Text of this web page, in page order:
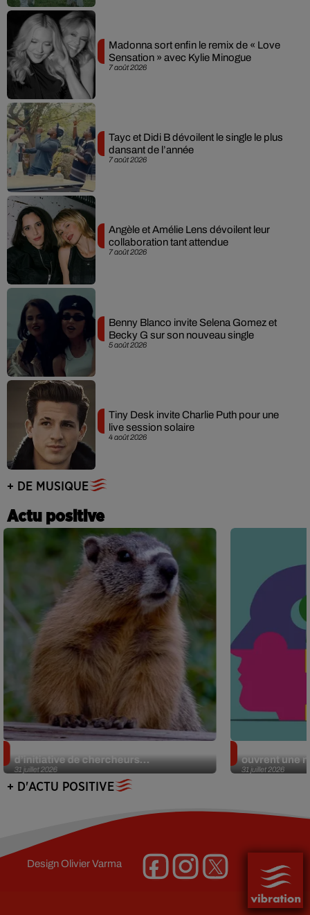
7 août 2026
Madonna sort enfin le remix de « Love
Sensation » avec Kylie Minogue
7 août 2026
Tayc et Didi B dévoilent le single le plus
dansant de l’année
7 août 2026
Angèle et Amélie Lens dévoilent leur
collaboration tant attendue
5 août 2026
Benny Blanco invite Selena Gomez et
Becky G sur son nouveau single
4 août 2026
Tiny Desk invite Charlie Puth pour une
live session solaire
+ DE MUSIQUE
Actu positive
31 juillet 2026
d’initiative de chercheurs...
31 juillet 2026
ouvrent une
+ D'ACTU POSITIVE
DesignOlivier Varma